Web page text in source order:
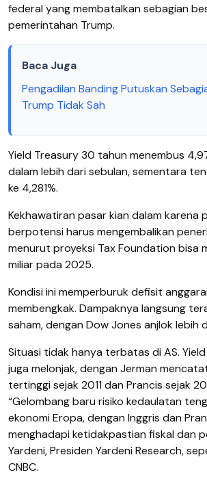
federal yang membatalkan sebagian
pemerintahan Trump.
Baca Juga
Pengadilan Banding Putuskan
Trump Tidak Sah
Yield Treasury 30 tahun menembus
dalam lebih dari sebulan, sementara
ke 4,281%.
Kekhawatiran pasar kian dalam karena
berpotensi harus mengembalikan
menurut proyeksi Tax Foundation bisa
miliar pada 2025.
Kondisi ini memperburuk defisit
membengkak. Dampaknya langsung
saham, dengan Dow Jones anjlok lebih
Situasi tidak hanya terbatas di AS.
juga melonjak, dengan Jerman
tertinggi sejak 2011 dan Prancis sejak
“Gelombang baru risiko kedaulatan
ekonomi Eropa, dengan Inggris dan
menghadapi ketidakpastian fiskal dan
Yardeni, Presiden Yardeni Research,
CNBC.